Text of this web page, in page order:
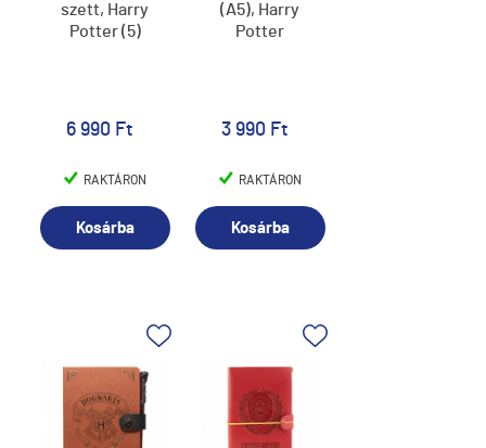
szett, Harry
Potter (5)
6 990 Ft
RAKTÁRON
Kosárba
(A5), Harry
Potter
3 990 Ft
RAKTÁRON
Kosárba